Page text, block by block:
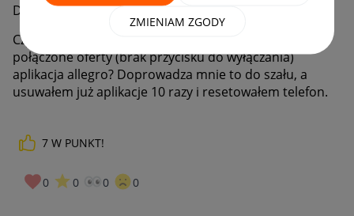
ZMIENIAM ZGODY
Dzień dobry
Czy ktoś może wie, albo miał podobnie jak wyłączyć
połączone oferty (brak przycisku do wyłączania)
aplikacja allegro? Doprowadza mnie to do szału, a
usuwałem już aplikacje 10 razy i resetowałem telefon.
7 W PUNKT!
0 0 0 0